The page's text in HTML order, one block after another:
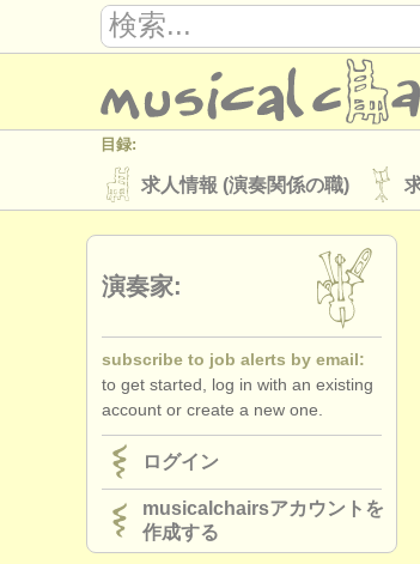
目録:
求人情報 (演奏関係の職)
楽器の販売 盗まれた楽器
ディレクトリー:
音楽学校
musicalchairs:
musicalchairsについて
出版社:
掲載方法 find out about
演奏家:
subscribe to job alerts by email:
to get started, log in with an existing
account or create a new one.
ログイン
musicalchairsアカウントを
作成する